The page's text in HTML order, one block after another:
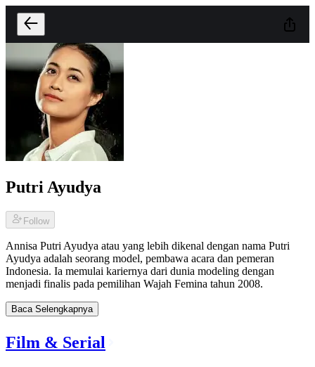
Putri Ayudya
Follow
Annisa Putri Ayudya atau yang lebih dikenal dengan nama Putri
Ayudya adalah seorang model, pembawa acara dan pemeran
Indonesia. Ia memulai kariernya dari dunia modeling dengan
menjadi finalis pada pemilihan Wajah Femina tahun 2008.
Baca Selengkapnya
Film & Serial